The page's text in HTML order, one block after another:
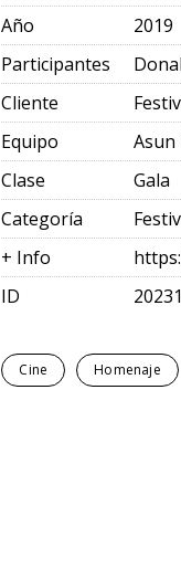
Año
2019
Participantes
Cliente
Equipo
Asun
Clase
Gala
Categoría
+ Info
ID
Cine Homenaje